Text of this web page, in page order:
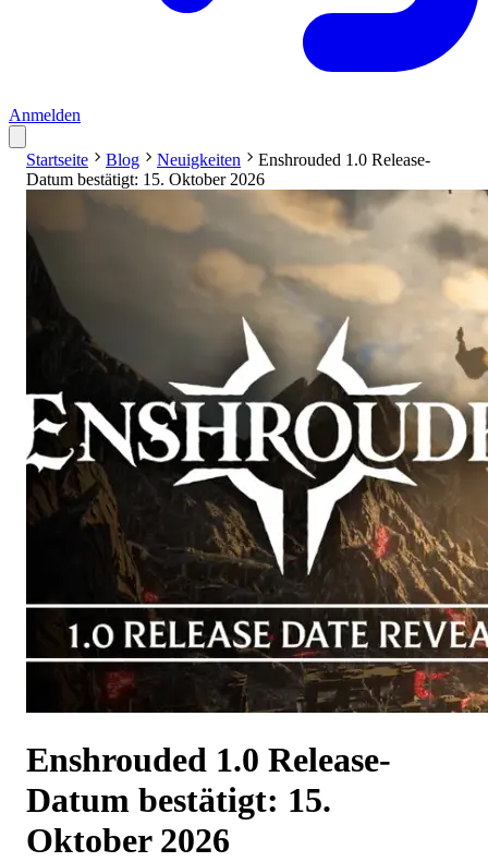
Anmelden
Startseite Blog Neuigkeiten
Enshrouded 1.0 Release-
Datum bestätigt: 15. Oktober 2026
Enshrouded 1.0 Release-
Datum bestätigt: 15.
Oktober 2026